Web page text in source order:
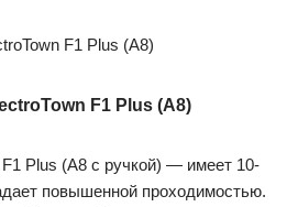
F1 Plus (А8)
Plus (А8 с ручкой) — имеет 10-
повышенной проходимостью.